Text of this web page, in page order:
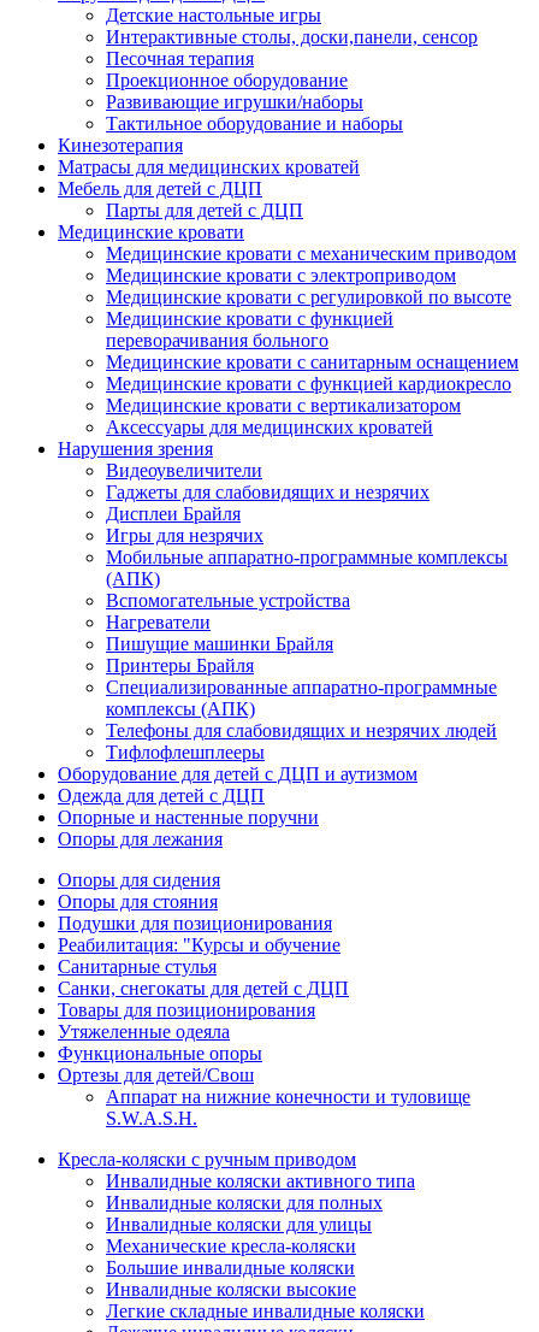
Детские настольные игры
Интерактивные столы, доски,панели, сенсор
Песочная терапия
Проекционное оборудование
Развивающие игрушки/наборы
Тактильное оборудование и наборы
Кинезотерапия
Матрасы для медицинских кроватей
Мебель для детей с ДЦП
Парты для детей с ДЦП
Медицинские кровати
Медицинские кровати с механическим приводом
Медицинские кровати с электроприводом
Медицинские кровати с регулировкой по высоте
Медицинские кровати с функцией
переворачивания больного
Медицинские кровати с санитарным оснащением
Медицинские кровати с функцией кардиокресло
Медицинские кровати с вертикализатором
Аксессуары для медицинских кроватей
Нарушения зрения
Видеоувеличители
Гаджеты для слабовидящих и незрячих
Дисплеи Брайля
Игры для незрячих
Мобильные аппаратно-программные комплексы
(АПК)
Вспомогательные устройства
Нагреватели
Пишущие машинки Брайля
Принтеры Брайля
Специализированные аппаратно-программные
комплексы (АПК)
Телефоны для слабовидящих и незрячих людей
Тифлофлешплееры
Оборудование для детей с ДЦП и аутизмом
Одежда для детей с ДЦП
Опорные и настенные поручни
Опоры для лежания
Опоры для сидения
Опоры для стояния
Подушки для позиционирования
Реабилитация: "Курсы и обучение
Санитарные стулья
Санки, снегокаты для детей с ДЦП
Товары для позиционирования
Утяжеленные одеяла
Функциональные опоры
Ортезы для детей/Свош
Аппарат на нижние конечности и туловище
S.W.A.S.H.
Кресла-коляски с ручным приводом
Инвалидные коляски активного типа
Инвалидные коляски для полных
Инвалидные коляски для улицы
Механические кресла-коляски
Большие инвалидные коляски
Инвалидные коляски высокие
Легкие складные инвалидные коляски